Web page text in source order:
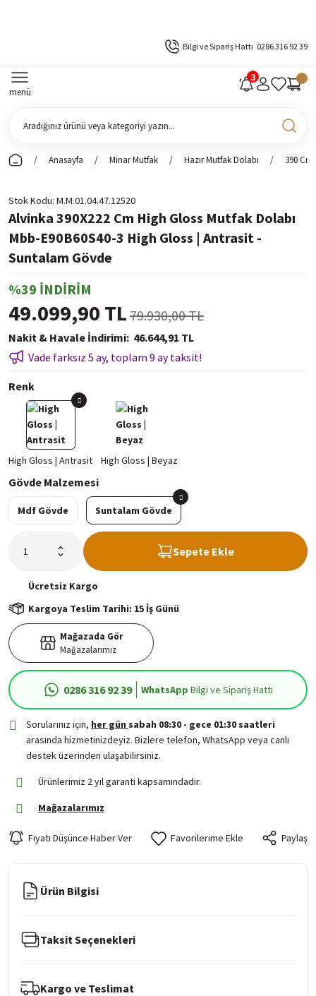
Bilgi ve Sipariş Hattı 0286 316 92 39
menü
Anasayfa Minar Mutfak Hazır Mutfak Dolabı 390 Cm
Stok Kodu M.M.01.04.47.12520
Alvinka 390X222 Cm High Gloss Mutfak Dolabı
Mbb-E90B60S40-3 High Gloss | Antrasit -
Suntalam Gövde
%39 İNDİRİM
49.099,90 TL 79.930,00 TL
Nakit & Havale İndirimi 46.644,91 TL
Vade farksız 5 ay, toplam 9 ay taksit!
Renk
Gövde Malzemesi
Mdf Gövde Suntalam Gövde
Sepete Ekle
Ücretsiz Kargo
Kargoya Teslim Tarihi: 15 İş Günü
Mağazada Gör
Mağazalarımız
0286 316 92 39 WhatsApp Bilgi ve Sipariş Hattı
Sorularınız için, her gün sabah 08:30 - gece 01:30 saatleri
arasında hizmetinizdeyiz. Bizlere telefon, WhatsApp veya canlı
destek üzerinden ulaşabilirsiniz.
Ürünlerimiz 2 yıl garanti kapsamındadır.
Mağazalarımız
Fiyatı Düşünce Haber Ver Paylaş
Ürün Bilgisi
Taksit Seçenekleri
Kargo ve Teslimat